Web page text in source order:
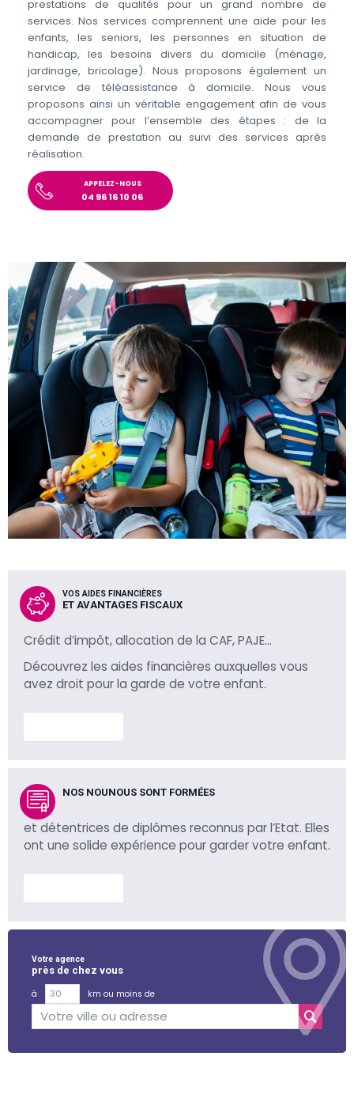
prestations de qualités pour un grand nombre de
services. Nos services comprennent une aide pour les
enfants, les seniors, les personnes en situation de
handicap, les besoins divers du domicile (ménage,
jardinage, bricolage). Nous proposons également un
service de téléassistance à domicile. Nous vous
proposons ainsi un véritable engagement afin de vous
accompagner pour l’ensemble des étapes : de la
demande de prestation au suivi des services après
réalisation.
APPELEZ-NOUS
04 96 16 10 06
VOS AIDES FINANCIÈRES
ET AVANTAGES FISCAUX
Crédit d’impôt, allocation de la CAF, PAJE…
Découvrez les aides financières auxquelles vous
avez droit pour la garde de votre enfant.
NOS NOUNOUS SONT FORMÉES
et détentrices de diplômes reconnus par l’Etat. Elles
ont une solide expérience pour garder votre enfant.
Votre agence
près de chez vous
à
km ou moins de